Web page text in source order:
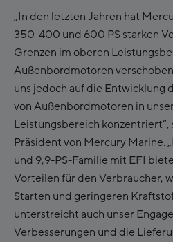
„In den letzten Jahren hat
350-400 und 600 PS starken
Grenzen im oberen
Außenbordmotoren
uns jedoch auf die Entwicklung
von Außenbordmotoren in
Leistungsbereich konzentriert“,
Präsident von Mercury Marine.
und 9,9-PS-Familie mit EFI
Vorteilen für den Verbraucher,
Starten und geringeren
unterstreicht auch unser
Verbesserungen und die